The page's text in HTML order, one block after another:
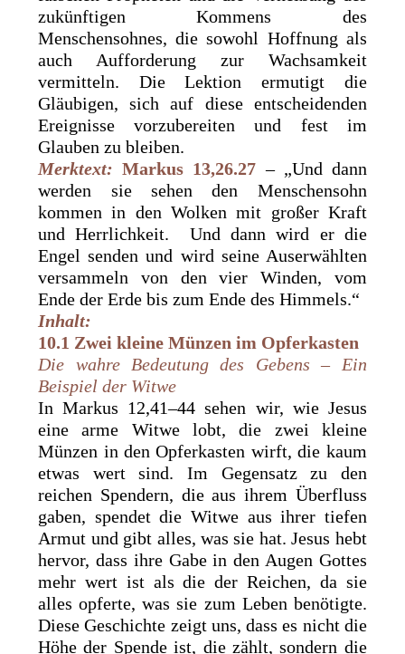
zukünftigen Kommens des
Menschensohnes, die sowohl Hoffnung als
auch Aufforderung zur Wachsamkeit
vermitteln. Die Lektion ermutigt die
Gläubigen, sich auf diese entscheidenden
Ereignisse vorzubereiten und fest im
Glauben zu bleiben.
Merktext: Markus 13,26.27– „Und dann
werden sie sehen den Menschensohn
kommen in den Wolken mit großer Kraft
und Herrlichkeit. Und dann wird er die
Engel senden und wird seine Auserwählten
versammeln von den vier Winden, vom
Ende der Erde bis zum Ende des Himmels.“
Inhalt:
10.1 Zwei kleine Münzen im Opferkasten
Die wahre Bedeutung des Gebens – Ein
Beispiel der Witwe
In Markus 12,41–44 sehen wir, wie Jesus
eine arme Witwe lobt, die zwei kleine
Münzen in den Opferkasten wirft, die kaum
etwas wert sind. Im Gegensatz zu den
reichen Spendern, die aus ihrem Überfluss
gaben, spendet die Witwe aus ihrer tiefen
Armut und gibt alles, was sie hat. Jesus hebt
hervor, dass ihre Gabe in den Augen Gottes
mehr wert ist als die der Reichen, da sie
alles opferte, was sie zum Leben benötigte.
Diese Geschichte zeigt uns, dass es nicht die
Höhe der Spende ist, die zählt, sondern die